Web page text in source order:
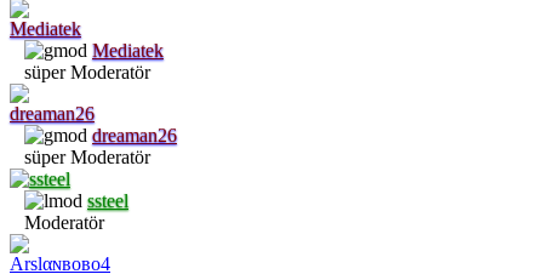
Mediatek
süper Moderatör
dreaman26
süper Moderatör
ssteel
Moderatör